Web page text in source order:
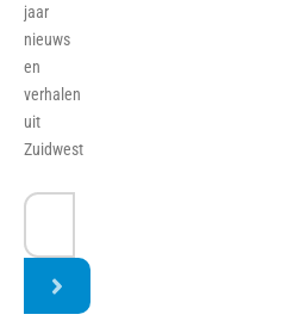
jaar
nieuws
en
verhalen
uit
Zuidwest